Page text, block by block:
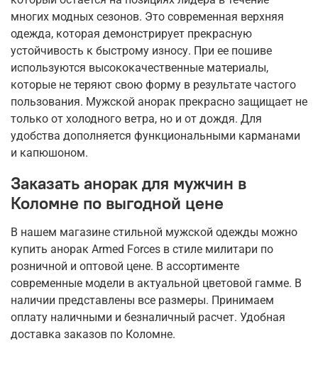
многих модных сезонов. Это современная верхняя
одежда, которая демонстрирует прекрасную
устойчивость к быстрому износу. При ее пошиве
используются высококачественные материалы,
которые не теряют свою форму в результате частого
пользования. Мужской анорак прекрасно защищает не
только от холодного ветра, но и от дождя. Для
удобства дополняется функциональными карманами
и капюшоном.
Заказать анорак для мужчин в
Коломне по выгодной цене
В нашем магазине стильной мужской одежды можно
купить анорак Armed Forces в стиле милитари по
розничной и оптовой цене. В ассортименте
современные модели в актуальной цветовой гамме. В
наличии представлены все размеры. Принимаем
оплату наличными и безналичный расчет. Удобная
доставка заказов по Коломне.